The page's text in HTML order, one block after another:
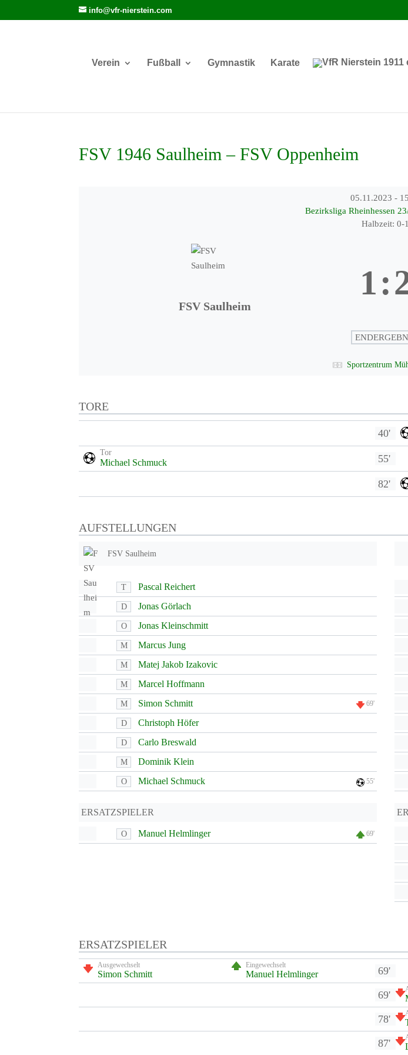
info@vfr-nierstein.com
Verein Fußball Gymnastik Karate
FSV 1946 Saulheim – FSV Oppenheim
05.11.2023 -
Bezirksliga Rheinhessen
Halbzeit: 0-1
FSV Saulheim
1:
Sportzentrum
TORE
40'
Tor
Michael Schmuck 55'
82'
AUFSTELLUNGEN
FSV Saulheim
T Pascal Reichert
D Jonas Görlach
O Jonas Kleinschmitt
M Marcus Jung
M Matej Jakob Izakovic
M Marcel Hoffmann
M Simon Schmitt 69'
D Christoph Höfer
D Carlo Breswald
M Dominik Klein
O Michael Schmuck 55'
ERSATZSPIELER
O Manuel Helmlinger 69'
ERSATZSPIELER
Ausgewechselt
Simon Schmitt
Eingewechselt
Manuel Helmlinger 69'
69'
78'
87'